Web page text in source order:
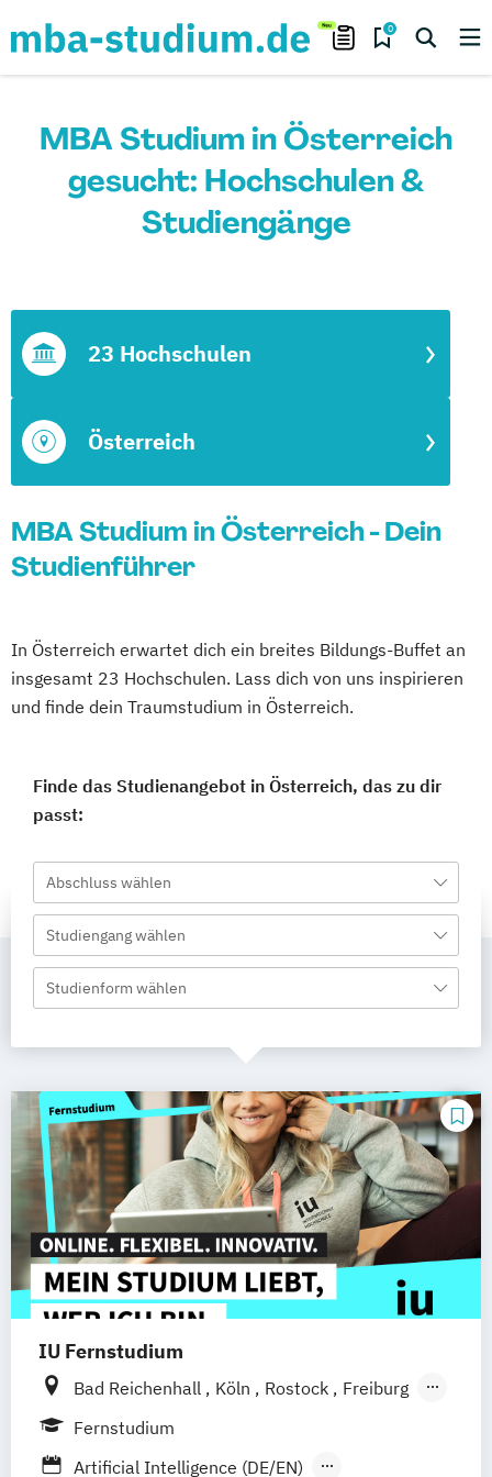
0
MBA Studium in Österreich
gesucht: Hochschulen &
Studiengänge
Österreich
23 Hochschulen
MBA Studium in Österreich - Dein
Studienführer
In Österreich erwartet dich ein breites Bildungs-Buffet an
insgesamt 23 Hochschulen. Lass dich von uns inspirieren
und finde dein Traumstudium in Österreich.
Finde das Studienangebot in Österreich, das zu dir
passt:
Abschluss wählen
Studiengang wählen
Studienform wählen
IU Fernstudium
Bad Reichenhall Köln Rostock
Freiburg
Kiel
Frankfurt am Main
Fernstudium
Artificial Intelligence (DE/EN)